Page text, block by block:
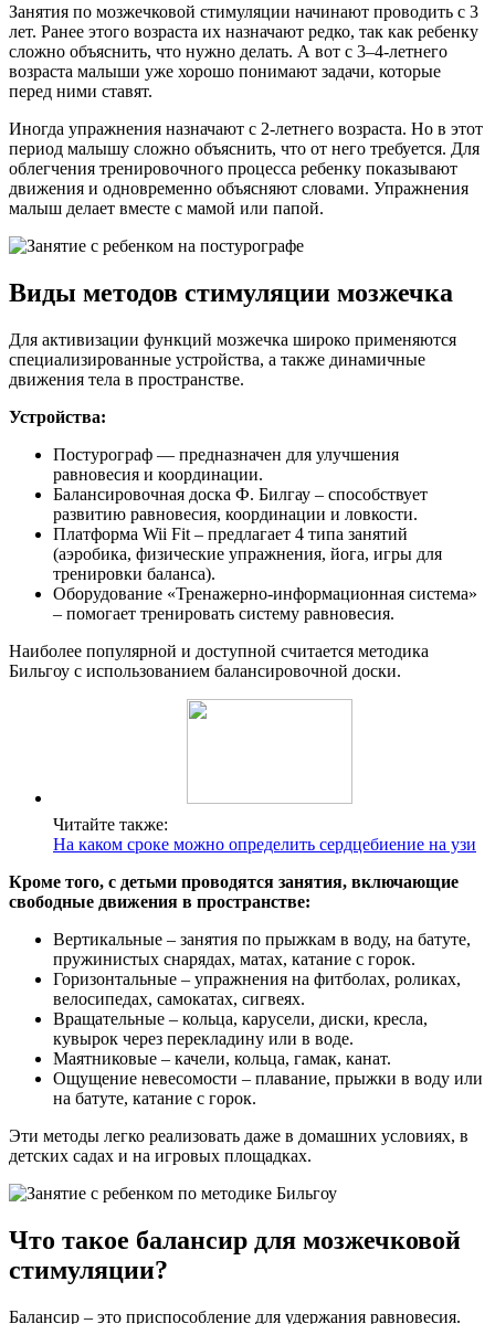
Занятия по мозжечковой стимуляции начинают проводить с 3
лет. Ранее этого возраста их назначают редко, так как ребенку
сложно объяснить, что нужно делать. А вот с 3–4-летнего
возраста малыши уже хорошо понимают задачи, которые
перед ними ставят.
Иногда упражнения назначают с 2-летнего возраста. Но в этот
период малышу сложно объяснить, что от него требуется. Для
облегчения тренировочного процесса ребенку показывают
движения и одновременно объясняют словами. Упражнения
малыш делает вместе с мамой или папой.
Виды методов стимуляции мозжечка
Для активизации функций мозжечка широко применяются
специализированные устройства, а также динамичные
движения тела в пространстве.
Устройства:
Постурограф — предназначен для улучшения
равновесия и координации.
Балансировочная доска Ф. Билгау – способствует
развитию равновесия, координации и ловкости.
Платформа Wii Fit – предлагает 4 типа занятий
(аэробика, физические упражнения, йога, игры для
тренировки баланса).
Оборудование «Тренажерно-информационная система»
– помогает тренировать систему равновесия.
Наиболее популярной и доступной считается методика
Бильгоу с использованием балансировочной доски.
Читайте также:
На каком сроке можно определить сердцебиение на узи
Кроме того, с детьми проводятся занятия, включающие
свободные движения в пространстве:
Вертикальные – занятия по прыжкам в воду, на батуте,
пружинистых снарядах, матах, катание с горок.
Горизонтальные – упражнения на фитболах, роликах,
велосипедах, самокатах, сигвеях.
Вращательные – кольца, карусели, диски, кресла,
кувырок через перекладину или в воде.
Маятниковые – качели, кольца, гамак, канат.
Ощущение невесомости – плавание, прыжки в воду или
на батуте, катание с горок.
Эти методы легко реализовать даже в домашних условиях, в
детских садах и на игровых площадках.
Что такое балансир для мозжечковой
стимуляции?
Балансир – это приспособление для удержания равновесия.